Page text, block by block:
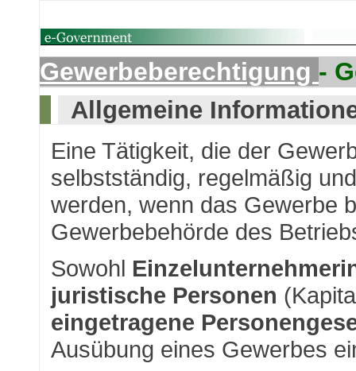
Gewerbeberechtigung -
Allgemeine
Eine Tätigkeit, die der
selbstständig, regelmäßig
werden, wenn das Gewerbe
Gewerbebehörde des
Sowohl
juristische Personen
eingetragene
Ausübung eines Gewerbes